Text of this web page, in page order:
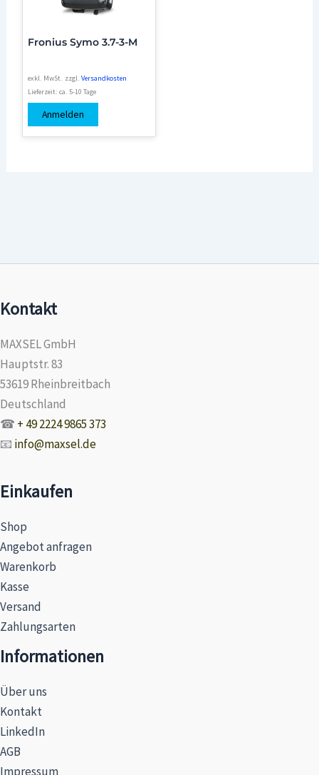
Fronius Symo 3.7-3-M
exkl. MwSt. zzgl.Versandkosten
Lieferzeit:ca. 5-10 Tage
Anmelden
Kontakt
MAXSEL GmbH
Hauptstr. 83
53619 Rheinbreitbach
Deutschland
☎ + 49 2224 9865 373
📧 info@maxsel.de
Einkaufen
Shop
Angebot anfragen
Warenkorb
Kasse
Versand
Zahlungsarten
Informationen
Über uns
Kontakt
LinkedIn
AGB
Impressum